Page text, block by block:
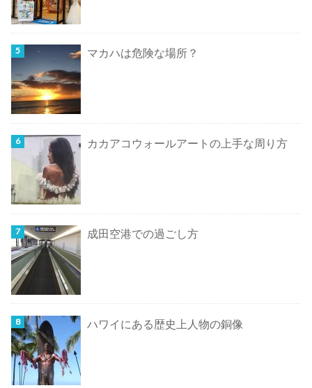
マカハは危険な場所？
カカアコウォールアートの上手な周り方
成田空港での過ごし方
ハワイにある歴史上人物の銅像